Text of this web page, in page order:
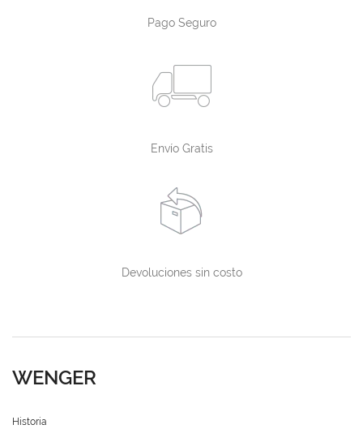
Pago Seguro
Envío Gratis
Devoluciones sin costo
WENGER
Historia